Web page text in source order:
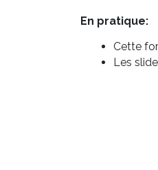
En pratique:
Cette
Les